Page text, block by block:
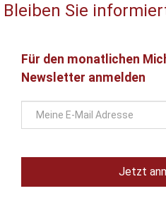
Bleiben Sie
Für den monatlichen
Newsletter anmelden
*
Jetzt